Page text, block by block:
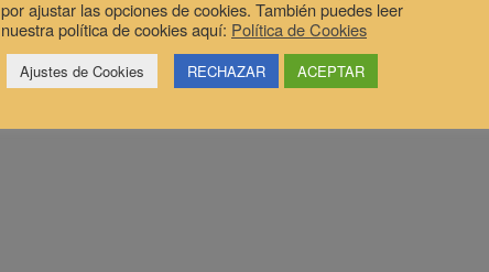
por ajustar las opciones de cookies. También puedes leer
nuestra política de cookies aquí: Política de Cookies
Ajustes de Cookies RECHAZAR ACEPTAR